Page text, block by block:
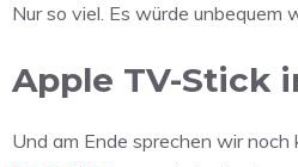
Nur so viel. Es würde unbequem
Apple TV-Stick
Und am Ende sprechen wir noch